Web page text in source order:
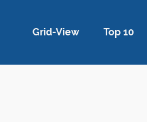
Grid-View Top 10